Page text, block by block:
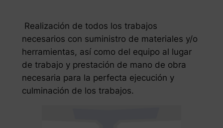
Realización de todos los trabajos
necesarios con suministro de materiales y/o
herramientas, así como del equipo al lugar
de trabajo y prestación de mano de obra
necesaria para la perfecta ejecución y
culminación de los trabajos.